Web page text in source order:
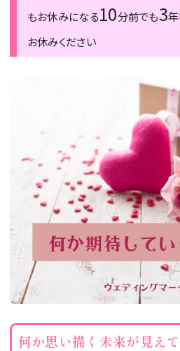
もお休みになる10分前でも3
お休みください
何か思い描く未来が見え